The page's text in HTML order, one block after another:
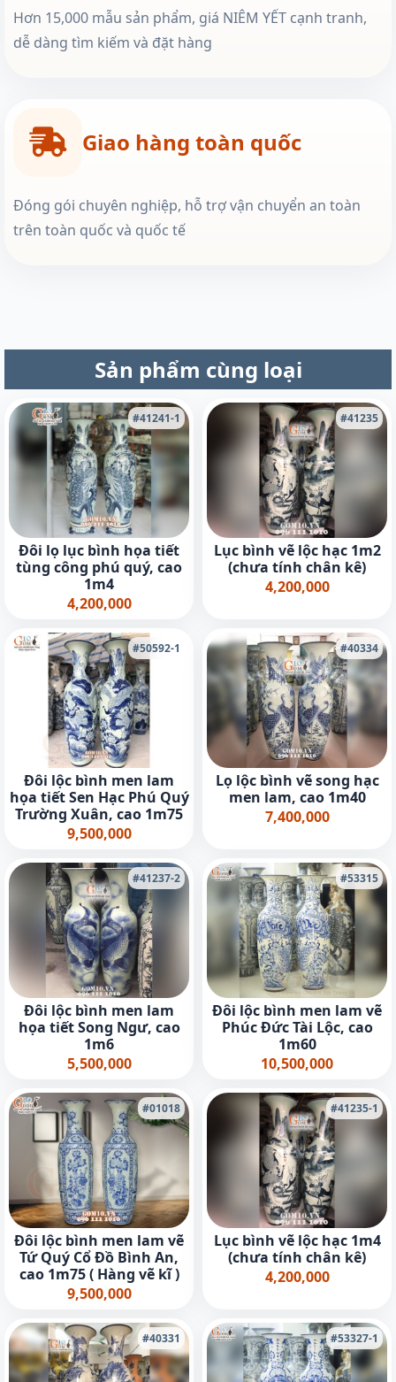
Hơn 15,000 mẫu sản phẩm, giá NIÊM YẾT cạnh tranh,
dễ dàng tìm kiếm và đặt hàng
Giao hàng toàn quốc
Đóng gói chuyên nghiệp, hỗ trợ vận chuyển an toàn
trên toàn quốc và quốc tế
Sản phẩm cùng loại
#41241-1
Đôi lọ lục bình họa tiết
tùng công phú quý, cao
1m4
4,200,000
#41235
Lục bình vẽ lộc hạc 1m2
(chưa tính chân kê)
4,200,000
#50592-1
Đôi lộc bình men lam
họa tiết Sen Hạc Phú Quý
Trường Xuân, cao 1m75
9,500,000
#40334
Lọ lộc bình vẽ song hạc
men lam, cao 1m40
7,400,000
#41237-2
Đôi lộc bình men lam
họa tiết Song Ngư, cao
1m6
5,500,000
#53315
Đôi lộc bình men lam vẽ
Phúc Đức Tài Lộc, cao
1m60
10,500,000
#01018
Đôi lộc bình men lam vẽ
Tứ Quý Cổ Đồ Bình An,
cao 1m75 ( Hàng vẽ kĩ )
9,500,000
#41235-1
Lục bình vẽ lộc hạc 1m4
(chưa tính chân kê)
4,200,000
#40331 #53327-1